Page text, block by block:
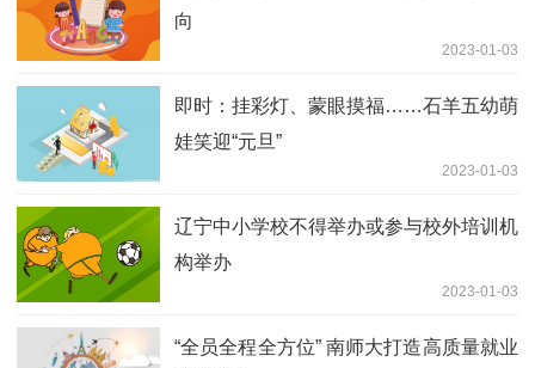
向
2023-01-03
即时：挂彩灯、蒙眼摸福……石羊五幼萌
娃笑迎“元旦”
2023-01-03
辽宁中小学校不得举办或参与校外培训机
构举办
2023-01-03
“全员全程全方位” 南师大打造高质量就业